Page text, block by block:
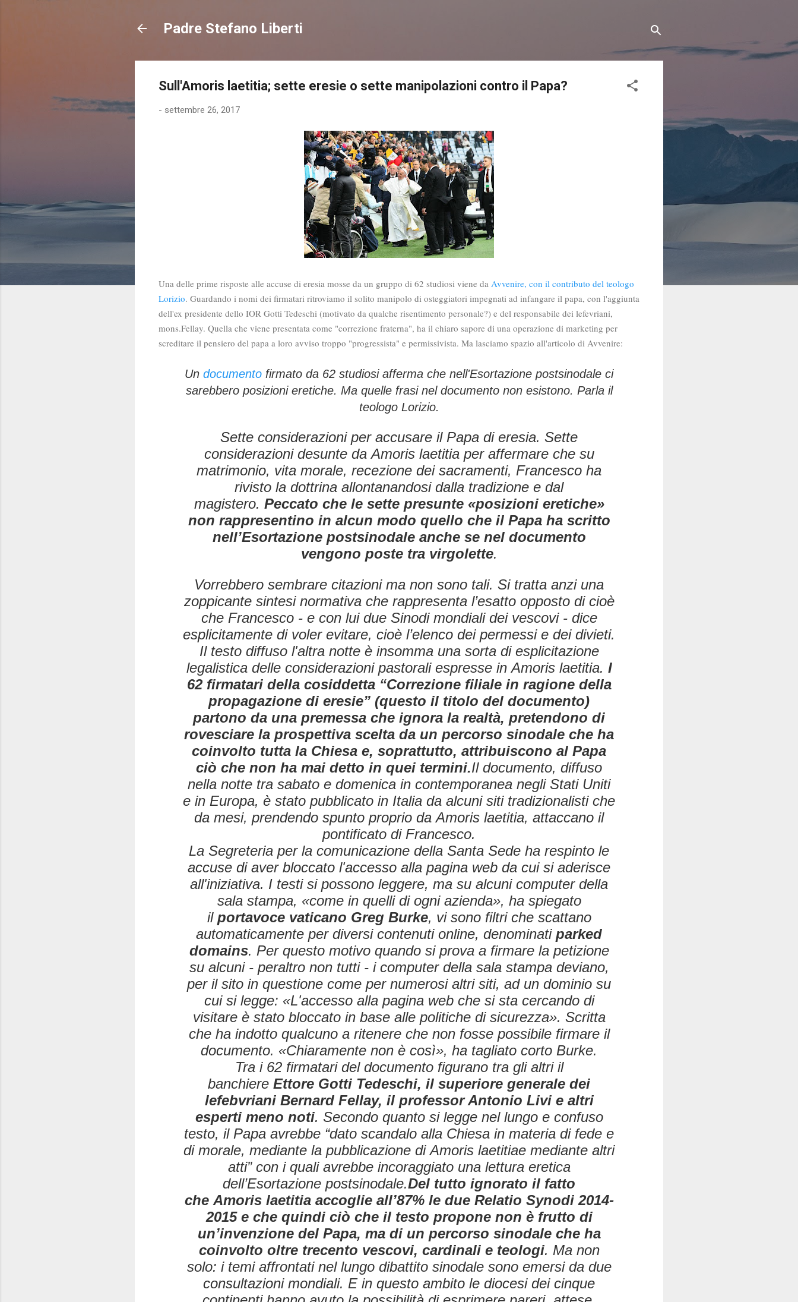
Padre Stefano Liberti
Sull'Amoris laetitia; sette eresie o sette manipolazioni contro il Papa?
- settembre 26, 2017
Una delle prime risposte alle accuse di eresia mosse da un gruppo di 62 studiosi viene da Avvenire, con il contributo del teologo
Lorizio. Guardando i nomi dei firmatari ritroviamo il solito manipolo di osteggiatori impegnati ad infangare il papa, con l'aggiunta
dell'ex presidente dello IOR Gotti Tedeschi (motivato da qualche risentimento personale?) e del responsabile dei lefevriani,
mons.Fellay. Quella che viene presentata come "correzione fraterna", ha il chiaro sapore di una operazione di marketing per
screditare il pensiero del papa a loro avviso troppo "progressista" e permissivista. Ma lasciamo spazio all'articolo di Avvenire:
Un documento firmato da 62 studiosi afferma che nell'Esortazione postsinodale ci
sarebbero posizioni eretiche. Ma quelle frasi nel documento non esistono. Parla il
teologo Lorizio.
Sette considerazioni per accusare il Papa di eresia. Sette
considerazioni desunte da Amoris laetitia per affermare che su
matrimonio, vita morale, recezione dei sacramenti, Francesco ha
rivisto la dottrina allontanandosi dalla tradizione e dal
magistero. Peccato che le sette presunte «posizioni eretiche»
non rappresentino in alcun modo quello che il Papa ha scritto
nell’Esortazione postsinodale anche se nel documento
vengono poste tra virgolette.
Vorrebbero sembrare citazioni ma non sono tali. Si tratta anzi una
zoppicante sintesi normativa che rappresenta l’esatto opposto di cioè
che Francesco - e con lui due Sinodi mondiali dei vescovi - dice
esplicitamente di voler evitare, cioè l’elenco dei permessi e dei divieti.
Il testo diffuso l'altra notte è insomma una sorta di esplicitazione
legalistica delle considerazioni pastorali espresse inAmoris laetitia. I
62 firmatari della cosiddetta “Correzione filiale in ragione della
propagazione di eresie” (questo il titolo del documento)
partono da una premessa che ignora la realtà, pretendono di
rovesciare la prospettiva scelta da un percorso sinodale che ha
coinvolto tutta la Chiesa e, soprattutto, attribuiscono al Papa
ciò che non ha mai detto in quei termini.Il documento, diffuso
nella notte tra sabato e domenica in contemporanea negli Stati Uniti
e in Europa, è stato pubblicato in Italia da alcuni siti tradizionalisti che
da mesi, prendendo spunto proprio daAmoris laetitia, attaccano il
pontificato di Francesco.
La Segreteria per la comunicazione della Santa Sede ha respinto le
accuse di aver bloccato l'accesso alla pagina web da cui si aderisce
all'iniziativa. I testi si possono leggere, ma su alcuni computer della
sala stampa, «come in quelli di ogni azienda», ha spiegato
il portavoce vaticano Greg Burke, vi sono filtri che scattano
automaticamente per diversi contenuti online, denominati parked
domains. Per questo motivo quando si prova a firmare la petizione
su alcuni - peraltro non tutti - i computer della sala stampa deviano,
per il sito in questione come per numerosi altri siti, ad un dominio su
cui si legge: «L'accesso alla pagina web che si sta cercando di
visitare è stato bloccato in base alle politiche di sicurezza». Scritta
che ha indotto qualcuno a ritenere che non fosse possibile firmare il
documento. «Chiaramente non è così», ha tagliato corto Burke.
Tra i 62 firmatari del documento figurano tra gli altri il
banchiere Ettore Gotti Tedeschi, il superiore generale dei
lefebvriani Bernard Fellay, il professor Antonio Livi e altri
esperti meno noti. Secondo quanto si legge nel lungo e confuso
testo, il Papa avrebbe “dato scandalo alla Chiesa in materia di fede e
di morale, mediante la pubblicazione diAmoris laetitiae mediante altri
atti” con i quali avrebbe incoraggiato una lettura eretica
dell’Esortazione postsinodale.Del tutto ignorato il fatto
che Amoris laetitiaaccoglie all’87% le due Relatio Synodi2014-
2015 e che quindi ciò che il testo propone non è frutto di
un’invenzione del Papa, ma di un percorso sinodale che ha
coinvolto oltre trecento vescovi, cardinali e teologi. Ma non
solo: i temi affrontati nel lungo dibattito sinodale sono emersi da due
consultazioni mondiali. E in questo ambito le diocesi dei cinque